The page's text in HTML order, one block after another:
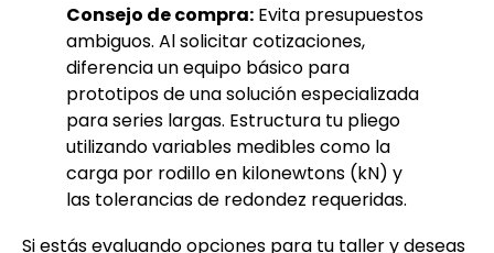
Consejo de compra: Evita presupuestos
ambiguos. Al solicitar cotizaciones,
diferencia un equipo básico para
prototipos de una solución especializada
para series largas. Estructura tu pliego
utilizando variables medibles como la
carga por rodillo en kilonewtons (kN) y
las tolerancias de redondez requeridas.
Si estás evaluando opciones para tu taller y deseas